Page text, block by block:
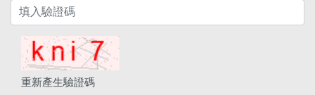
重新產生驗證碼